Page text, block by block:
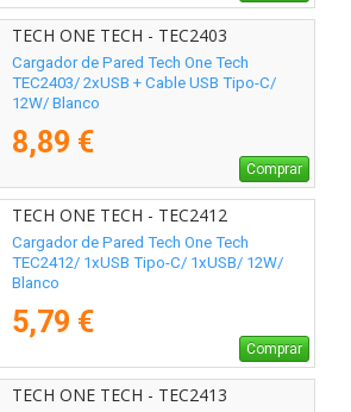
TECH ONE TECH - TEC2403
Cargador de Pared Tech One Tech
TEC2403/ 2xUSB + Cable USB Tipo-C/
12W/ Blanco
8,89 €
Comprar
TECH ONE TECH - TEC2412
Cargador de Pared Tech One Tech
TEC2412/ 1xUSB Tipo-C/ 1xUSB/ 12W/
Blanco
5,79 €
Comprar
TECH ONE TECH - TEC2413